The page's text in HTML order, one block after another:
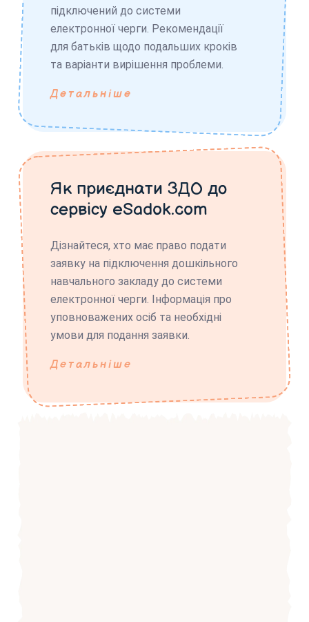
підключений до системи
електронної черги. Рекомендації
для батьків щодо подальших кроків
та варіанти вирішення проблеми.
Детальніше
Як приєднати ЗДО до
сервісу eSadok.com
Дізнайтеся, хто має право подати
заявку на підключення дошкільного
навчального закладу до системи
електронної черги. Інформація про
уповноважених осіб та необхідні
умови для подання заявки.
Детальніше